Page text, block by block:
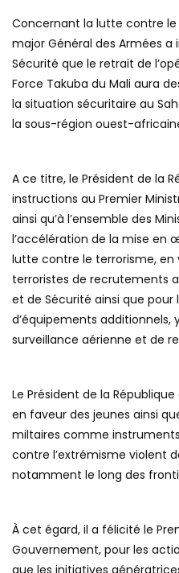
Concernant la lutte contre le
major Général des Armées a
Sécurité que le retrait de
Force Takuba du Mali aura
la situation sécuritaire au
la sous-région ouest-
A ce titre, le Président de la
instructions au Premier
ainsi qu’à l’ensemble des
l’accélération de la mise en
lutte contre le terrorisme, en
terroristes de recrutements
et de Sécurité ainsi que pour
d’équipements additionnels,
surveillance aérienne et de
Le Président de la
en faveur des jeunes ainsi
miltaires comme
contre l’extrémisme violent
notamment le long des
À cet égard, il a félicité le
Gouvernement, pour les
que les initiatives